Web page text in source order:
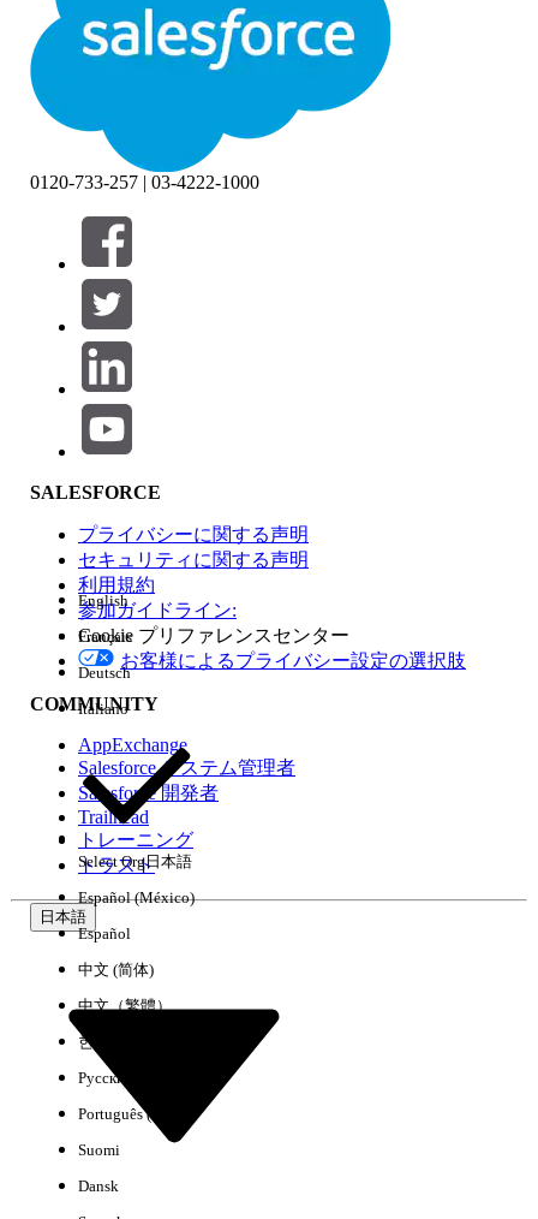
閉じる 閉じる
絞り込み条件 (0)
絞り込み条件を選択
製品エリア
機能の影響
エディション
環境
0120-733-257 | 03-4222-1000
SALESFORCE
プライバシーに関する声明
セキュリティに関する声明
利用規約
参加ガイドライン:
Cookie プリファレンスセンター
お客様によるプライバシー設定の選択肢
COMMUNITY
AppExchange
Salesforce システム管理者
Salesforce 開発者
Trailhead
トレーニング
トラスト
日本語
English
Français
Deutsch
Italiano
Select Org日本語
Español (México)
Español
中文 (简体)
中文（繁體）
한국어
Русский
Português (Brasil)
Suomi
Dansk